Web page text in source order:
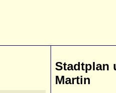
Stadtplan
Martin